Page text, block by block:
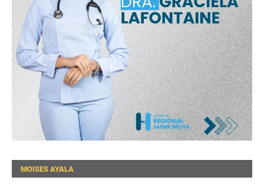
MOISES AYALA